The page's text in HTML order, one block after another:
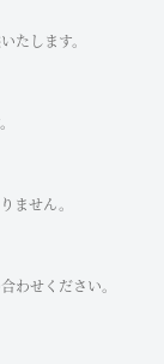
たします。
ません。
わせください。